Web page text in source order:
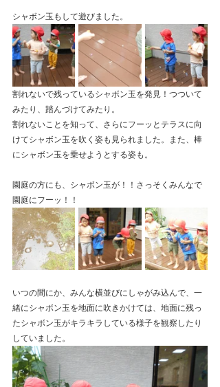
シャボン玉もして遊びました。
割れないで残っているシャボン玉を発見！つついて
みたり、踏んづけてみたり。
割れないことを知って、さらにフーッとテラスに向
けてシャボン玉を吹く姿も見られました。また、棒
にシャボン玉を乗せようとする姿も。
園庭の方にも、シャボン玉が！！さっそくみんなで
園庭にフーッ！！
いつの間にか、みんな横並びにしゃがみ込んで、一
緒にシャボン玉を地面に吹きかけては、地面に残っ
たシャボン玉がキラキラしている様子を観察したり
していました。